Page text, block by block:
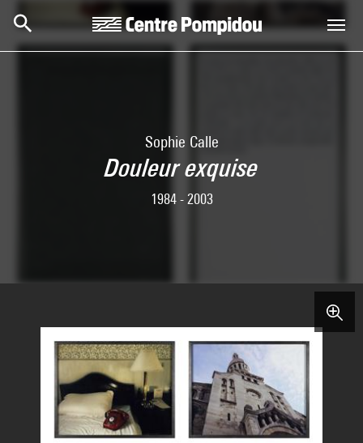
Centre Pompidou
Sophie Calle
Douleur exquise
1984 - 2003